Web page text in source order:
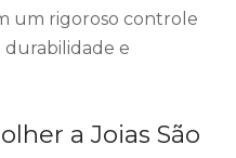
um rigoroso controle
e
a Joias São